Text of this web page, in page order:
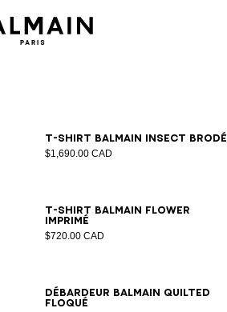
T-shirt Balmain Insect brodé
$1,690.00 CAD
SMLXL2XL3XL
T-shirt Balmain Flower
imprimé
$720.00 CAD
XS SMLXL2XL
Débardeur Balmain Quilted
floqué
XSSM LXL2XL3XL